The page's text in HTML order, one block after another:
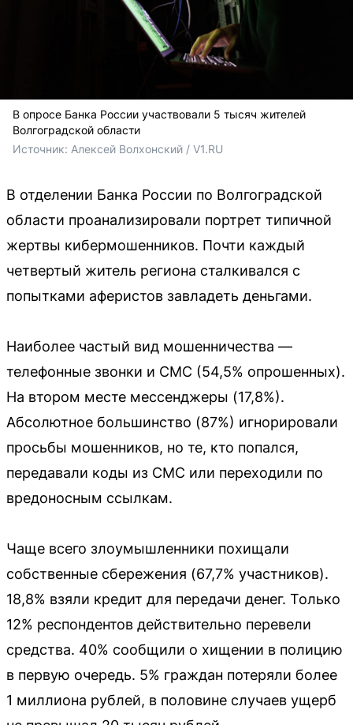
В опросе Банка России участвовали 5 тысяч жителей
Волгоградской области
Источник: Алексей Волхонский / V1.RU
В отделении Банка России по Волгоградской
области проанализировали портрет типичной
жертвы кибермошенников. Почти каждый
четвертый житель региона сталкивался с
попытками аферистов завладеть деньгами.
Наиболее частый вид мошенничества —
телефонные звонки и СМС (54,5% опрошенных).
На втором месте мессенджеры (17,8%).
Абсолютное большинство (87%) игнорировали
просьбы мошенников, но те, кто попался,
передавали коды из СМС или переходили по
вредоносным ссылкам.
Чаще всего злоумышленники похищали
собственные сбережения (67,7% участников).
18,8% взяли кредит для передачи денег. Только
12% респондентов действительно перевели
средства. 40% сообщили о хищении в полицию
в первую очередь. 5% граждан потеряли более
1 миллиона рублей, в половине случаев ущерб